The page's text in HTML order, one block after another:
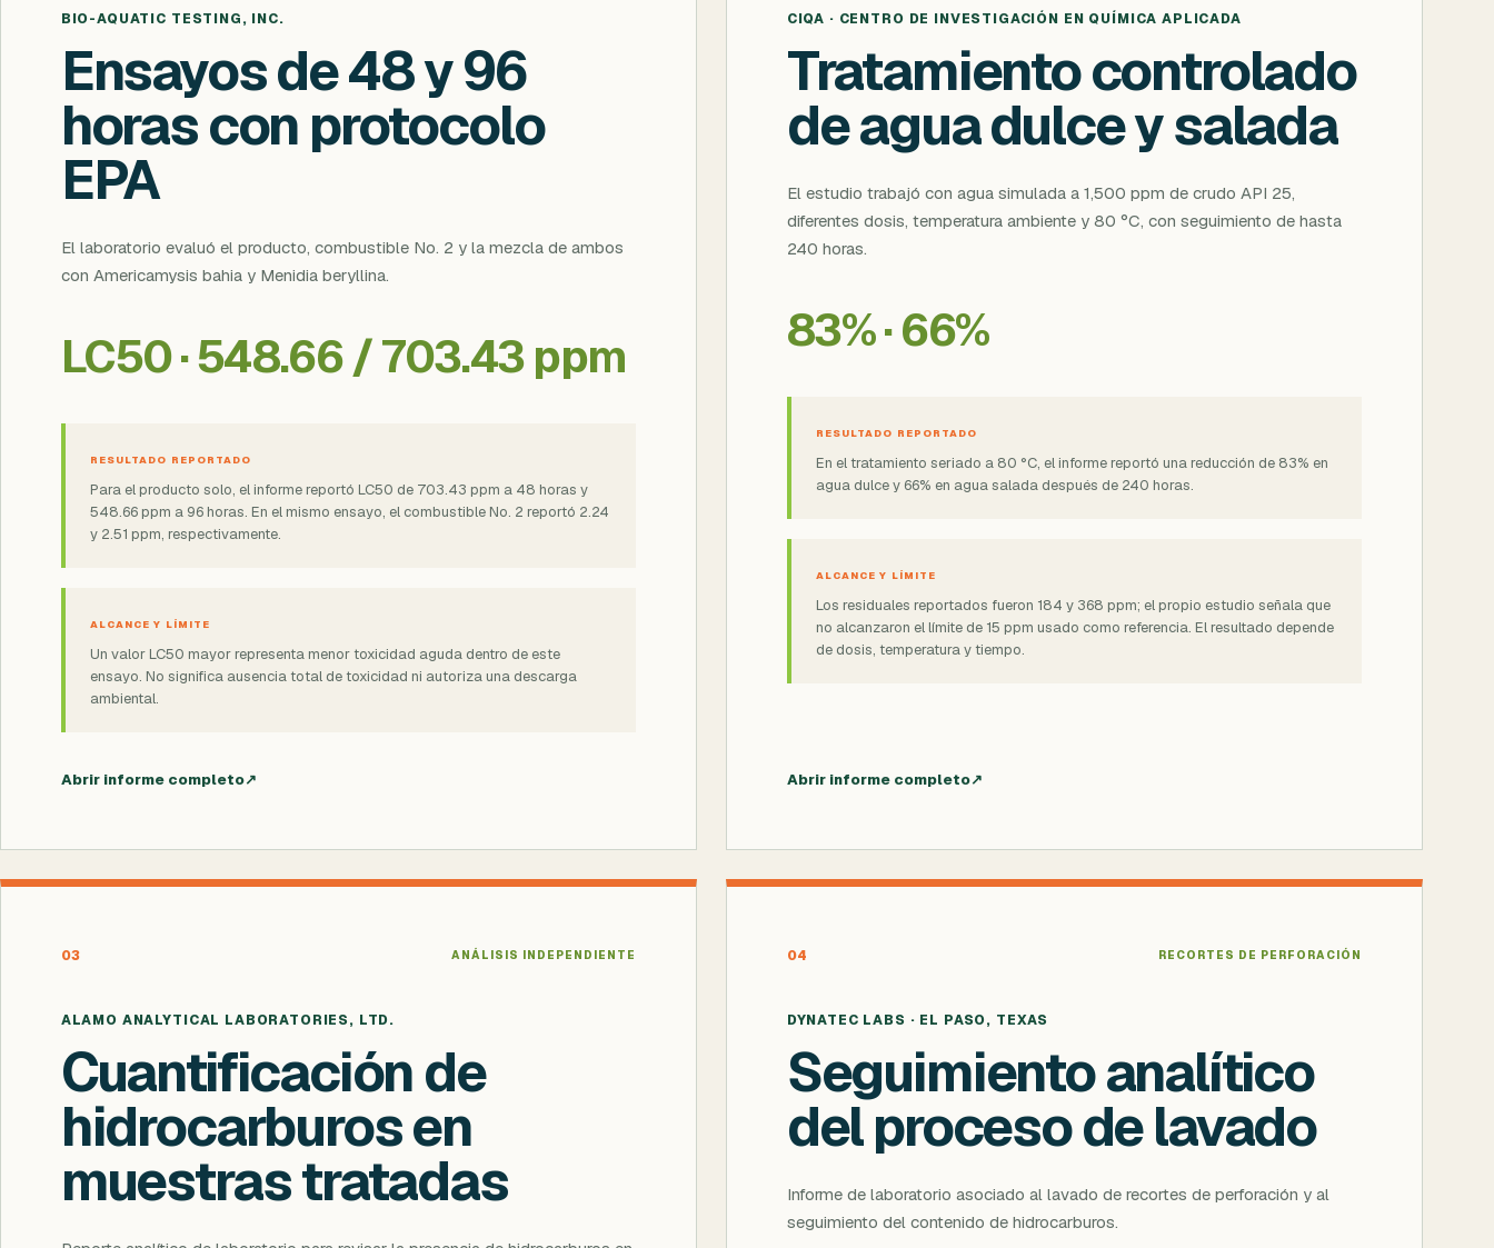
BIO-AQUATIC TESTING, INC.
Ensayos de 48 y 96
horas con protocolo
EPA
El laboratorio evaluó el producto, combustible No. 2 y la mezcla de ambos
con Americamysis bahia y Menidia beryllina.
LC50 · 548.66 / 703.43 ppm
RESULTADO REPORTADO
Para el producto solo, el informe reportó LC50 de 703.43 ppm a 48 horas y
548.66 ppm a 96 horas. En el mismo ensayo, el combustible No. 2 reportó 2.24
y 2.51 ppm, respectivamente.
ALCANCE Y LÍMITE
Un valor LC50 mayor representa menor toxicidad aguda dentro de este
ensayo. No significa ausencia total de toxicidad ni autoriza una descarga
ambiental.
Abrir informe completo↗
CIQA · CENTRO DE INVESTIGACIÓN EN QUÍMICA APLICADA
Tratamiento controlado
de agua dulce y salada
El estudio trabajó con agua simulada a 1,500 ppm de crudo API 25,
diferentes dosis, temperatura ambiente y 80 °C, con seguimiento de hasta
240 horas.
83% · 66%
RESULTADO REPORTADO
En el tratamiento seriado a 80 °C, el informe reportó una reducción de 83% en
agua dulce y 66% en agua salada después de 240 horas.
ALCANCE Y LÍMITE
Los residuales reportados fueron 184 y 368 ppm; el propio estudio señala que
no alcanzaron el límite de 15 ppm usado como referencia. El resultado depende
de dosis, temperatura y tiempo.
Abrir informe completo↗
03 ANÁLISIS INDEPENDIENTE
ALAMO ANALYTICAL LABORATORIES, LTD.
Cuantificación de
hidrocarburos en
muestras tratadas
04 RECORTES DE PERFORACIÓN
DYNATEC LABS · EL PASO, TEXAS
Seguimiento analítico
del proceso de lavado
Informe de laboratorio asociado al lavado de recortes de perforación y al
seguimiento del contenido de hidrocarburos.